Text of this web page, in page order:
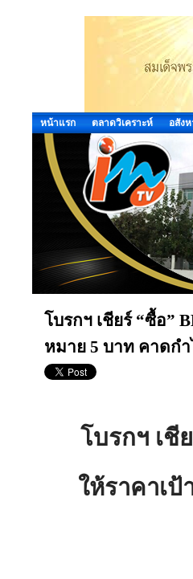
หน้าแรก ตลาดวิเคราะห์ อสัง
โบรกฯ เชียร์ “ซื้อ”
หมาย 5 บาท คาดกำ
โบรกฯ เชี
ให้ราคาเป้